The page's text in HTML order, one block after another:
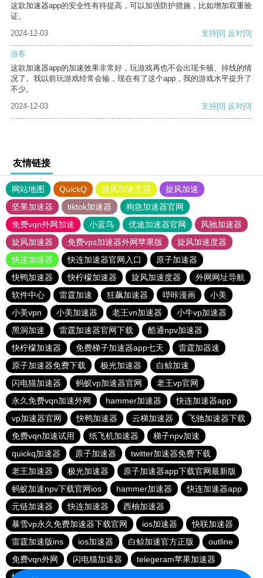
这款加速器app的安全性有待提高，可以加强防护措施，比如增加双重验
证。
2024-12-03
支持[0] 反对[0]
游客
这款加速器app的加速效果非常好，玩游戏再也不会出现卡顿、掉线的情
况了。我以前玩游戏经常会输，现在有了这个app，我的游戏水平提升了
不少。
2024-12-03
支持[0] 反对[0]
友情链接
网站地图 QuickQ 旋风加速度器
旋风加速
坚果加速器
tiktok加速器
狗急加速器官网
免费vqn外网加速
小蓝鸟 优途加速器官网
风驰加速器
旋风加速器
免费vps加速器外网苹果版
旋风加速度器
快连加速器
快连加速器官网入口
原子加速器
快鸭加速器
快柠檬加速器 旋风加速度器
外网网址导航
软件中心
雷霆加速 狂飙加速器 哔咔漫画
小美
小美vpn
小美加速器 老王vn加速器
小牛vp加速器
黑洞加速
雷霆加速器官网下载
酷通npv加速器
快柠檬加速器
免费梯子加速器app七天
雷霆加器速
原子加速器免费下载
极光加速器
白鲸加速
闪电猫加速器
蚂蚁vp加速器官网
老王vp官网
永久免费vqn加速外网
hammer加速器
快连加速器app
vp加速器官网
快鸭加速器 云梯加速器
飞驰加速器下载
免费vqn加速试用
纸飞机加速器
梯子npv加速
quickq加速器
原子加速器
twitter加速器免费下载
老王加速器
极光加速器
原子加速器app下载官网最新版
蚂蚁加速npv下载官网ios
hammer加速器
快连加速器app
元链加速器
快连加速器
西柚加速器
暴雪vp永久免费加速器下载官网
ios加速器
快联加速器
雷霆加速版ins
ios加速器 白鲸加速官方正版
outline
免费vqn外网
闪电猫加速器
telegeram苹果加速器